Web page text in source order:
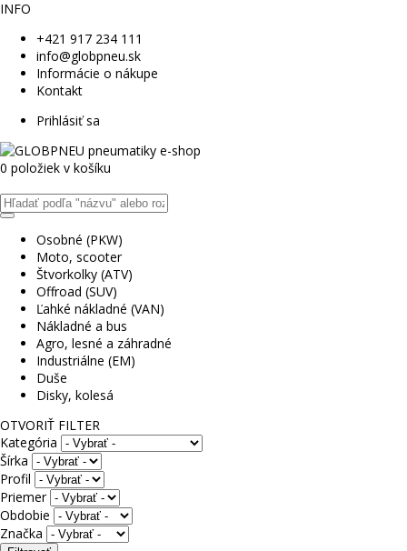
INFO
+421 917 234 111
info@globpneu.sk
Informácie o nákupe
Kontakt
Prihlásiť sa
0 položiek v košíku
Osobné (PKW)
Moto, scooter
Štvorkolky (ATV)
Offroad (SUV)
Ľahké nákladné (VAN)
Nákladné a bus
Agro, lesné a záhradné
Industriálne (EM)
Duše
Disky, kolesá
OTVORIŤ FILTER
Kategória
Šírka
Profil
Priemer
Obdobie
Značka